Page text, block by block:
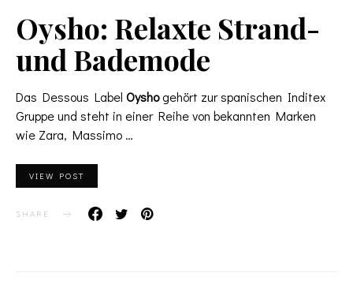
Oysho: Relaxte Strand-
und Bademode
Das Dessous Label Oyshogehört zur spanischen Inditex
Gruppe und steht in einer Reihe von bekannten Marken
wie Zara, Massimo …
VIEW POST
SHARE